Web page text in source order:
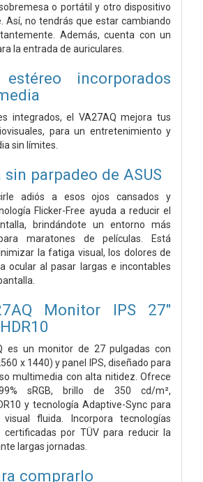
o portátil y otro dispositivo
Así, no tendrás que estar cambiando
Además, cuenta con un
la entrada de auriculares.
incorporados
integrados, el VA27AQ mejora tus
para un entretenimiento y
sin límites.
parpadeo de ASUS
adiós a esos ojos cansados ​​y
Flicker-Free ayuda a reducir el
brindándote un entorno más
maratones de películas. Está
la fatiga visual, los dolores de
ocular al pasar largas e incontables
Monitor IPS 27"
es un monitor de 27 pulgadas con
x 1440) y panel IPS, diseñado para
multimedia con alta nitidez. Ofrece
sRGB, brillo de 350 cd/m²,
y tecnología Adaptive-Sync para
fluida. Incorpora tecnologías
certificadas por TÜV para reducir la
largas jornadas.
comprarlo